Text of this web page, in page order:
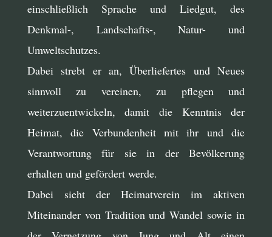
einschließlich Sprache und Liedgut, des
Denkmal-, Landschafts-, Natur- und
Umweltschutzes.
Dabei strebt er an, Überliefertes und Neues
sinnvoll zu vereinen, zu pflegen und
weiterzuentwickeln, damit die Kenntnis der
Heimat, die Verbundenheit mit ihr und die
Verantwortung für sie in der Bevölkerung
erhalten und gefördert werde.
Dabei sieht der Heimatverein im aktiven
Miteinander von Tradition und Wandel sowie in